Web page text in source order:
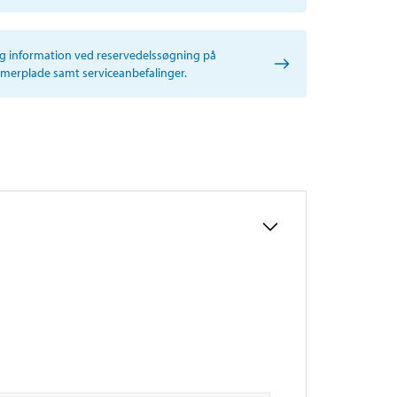
information ved reservedelssøgning på
samt serviceanbefalinger.